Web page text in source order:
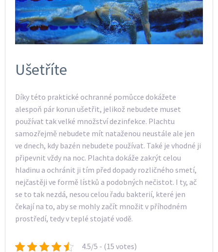
Ušetříte
Díky této praktické ochranné pomůcce dokážete
alespoň pár korun ušetřit, jelikož nebudete muset
používat tak velké množství dezinfekce. Plachtu
samozřejmě nebudete mít nataženou neustále ale jen
ve dnech, kdy bazén nebudete používat. Také je vhodné ji
připevnit vždy na noc. Plachta dokáže zakrýt celou
hladinu a ochránit ji tím před dopady rozličného smetí,
nejčastěji ve formě lístků a podobných nečistot. I ty, ač
se to tak nezdá, nesou celou řadu bakterií, které jen
čekají na to, aby se mohly začít množit v příhodném
prostředí, tedy v teplé stojaté vodě.
4.5/5 - (15 votes)